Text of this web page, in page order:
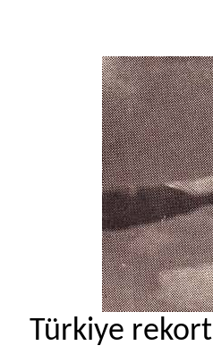
Türkiye